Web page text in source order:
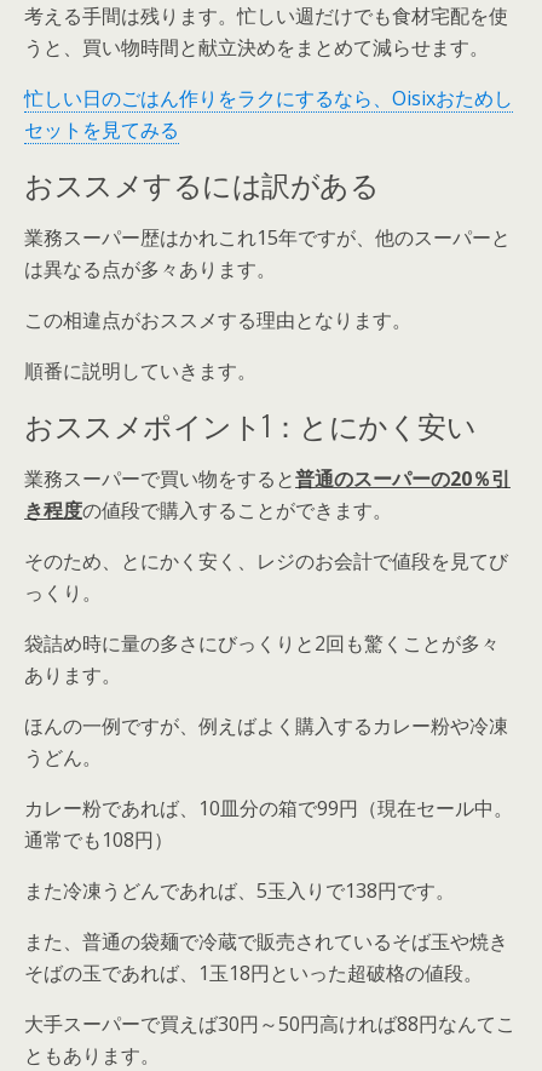
考える手間は残ります。忙しい週だけでも食材宅配を使
うと、買い物時間と献立決めをまとめて減らせます。
忙しい日のごはん作りをラクにするなら、Oisixおためし
セットを見てみる
おススメするには訳がある
業務スーパー歴はかれこれ15年ですが、他のスーパーと
は異なる点が多々あります。
この相違点がおススメする理由となります。
順番に説明していきます。
おススメポイント1：とにかく安い
業務スーパーで買い物をすると普通のスーパーの20％引
き程度の値段で購入することができます。
そのため、とにかく安く、レジのお会計で値段を見てび
っくり。
袋詰め時に量の多さにびっくりと2回も驚くことが多々
あります。
ほんの一例ですが、例えばよく購入するカレー粉や冷凍
うどん。
カレー粉であれば、10皿分の箱で99円（現在セール中。
通常でも108円）
また冷凍うどんであれば、5玉入りで138円です。
また、普通の袋麺で冷蔵で販売されているそば玉や焼き
そばの玉であれば、1玉18円といった超破格の値段。
大手スーパーで買えば30円～50円高ければ88円なんてこ
ともあります。